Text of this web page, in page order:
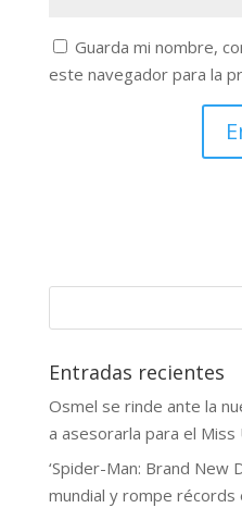
Guarda mi nombre,
este navegador para la
Entradas recientes
Osmel se rinde ante la
a asesorarla para el Miss
‘Spider-Man: Brand New
mundial y rompe récords